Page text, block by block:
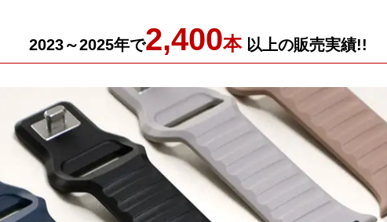
2023～2025年で2,400本以上の販売実績!!